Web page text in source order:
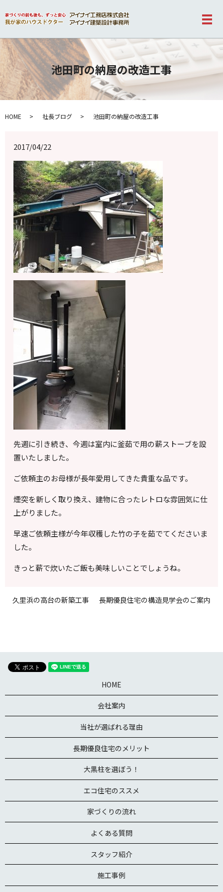
メ
池田町の納屋の改造工事
HOME 社長ブログ 池田町の納屋の改造工事
2017/04/22
先週に引き続き、今週は室内に釜茹で用の薪ストーブを設
置いたしました。
ご依頼主のお母様が長年愛用してきた貴重な品です。
煙突を新しく取り換え、建物に合ったレトロな雰囲気に仕
上がりました。
早速ご依頼主様が今年収穫した竹の子を茹でてくださいま
した。
きっと薪で炊いたご飯も美味しいことでしょうね。
久里浜の高台の新築工事 長期優良住宅の構造見学会のご案内
HOME
会社案内
当社が選ばれる理由
長期優良住宅のメリット
大黒柱を選ぼう！
エコ住宅のススメ
家づくりの流れ
よくある質問
スタッフ紹介
施工事例